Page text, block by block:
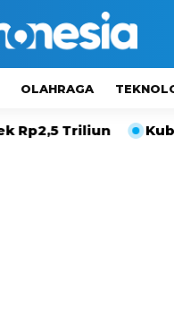
OLAHRAGA
Kubar Siapkan